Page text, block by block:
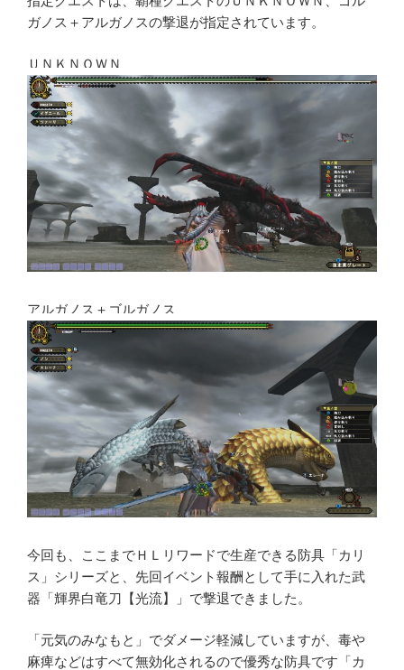
ガノス＋アルガノスの撃退が指定されています。
ＵＮＫＮＯＷＮ
アルガノス＋ゴルガノス
今回も、ここまでＨＬリワードで生産できる防具「カリ
ス」シリーズと、先回イベント報酬として手に入れた武
器「輝界白竜刀【光流】」で撃退できました。
「元気のみなもと」でダメージ軽減していますが、毒や
麻痺などはすべて無効化されるので優秀な防具です「カ